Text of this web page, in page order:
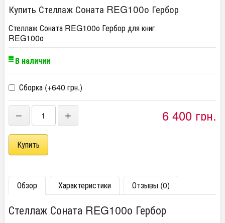
Купить Стеллаж Соната REG100о Гербор
Стеллаж Соната REG100о Гербор для книг
REG100о
В наличии
Сборка (+640 грн.)
− + 6 400 грн.
Обзор Характеристики Отзывы (0)
Стеллаж Соната REG100о Гербор